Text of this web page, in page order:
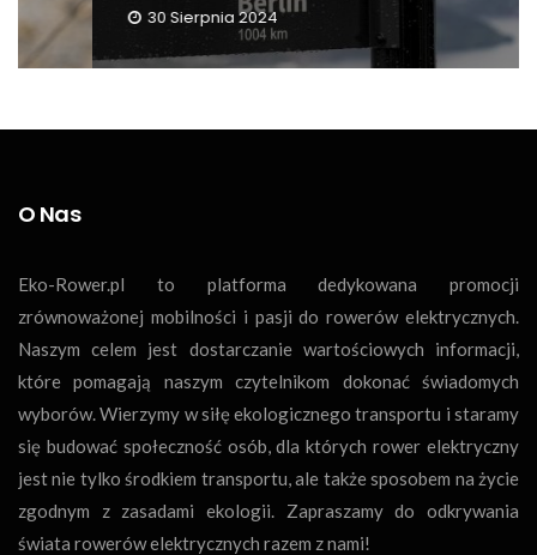
30 Sierpnia 2024
O Nas
Eko-Rower.pl to platforma dedykowana promocji
zrównoważonej mobilności i pasji do rowerów elektrycznych.
Naszym celem jest dostarczanie wartościowych informacji,
które pomagają naszym czytelnikom dokonać świadomych
wyborów. Wierzymy w siłę ekologicznego transportu i staramy
się budować społeczność osób, dla których rower elektryczny
jest nie tylko środkiem transportu, ale także sposobem na życie
zgodnym z zasadami ekologii. Zapraszamy do odkrywania
świata rowerów elektrycznych razem z nami!